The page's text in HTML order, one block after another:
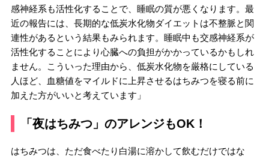
感神経系も活性化することで、睡眠の質が悪くなります。最
近の報告には、長期的な低炭水化物ダイエットは不整脈と関
連性があるという結果もみられます。睡眠中も交感神経系が
活性化することにより心臓への負担がかかっているかもしれ
ません。こういった理由から、低炭水化物を厳格にしている
人ほど、血糖値をマイルドに上昇させるはちみつを寝る前に
加えた方がいいと考えています」
「夜はちみつ」のアレンジもOK！
はちみつは、ただ食べたり白湯に溶かして飲むだけではな